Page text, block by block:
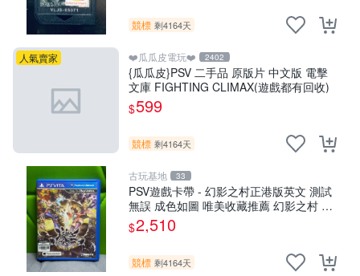
競標 剩4164天
人氣賣家 ❤️瓜瓜皮電玩❤️ 2402
{瓜瓜皮}PSV 二手品 原版片 中文版 電擊
文庫 FIGHTING CLIMAX(遊戲都有回收)
$599
競標 剩4164天
古玩基地 33
PSV遊戲卡帶 - 幻影之村正港版英文 測試
無誤 成色如圖 唯美收藏推薦 幻影之村 正
版PSV 港版卡帶 成色保證 村正 港版 PSV
港版游戲
$2,510
競標 剩4164天